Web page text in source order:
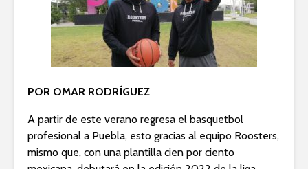
POR OMAR RODRÍGUEZ
A partir de este verano regresa el basquetbol
profesional a Puebla, esto gracias al equipo Roosters,
mismo que, con una plantilla cien por ciento